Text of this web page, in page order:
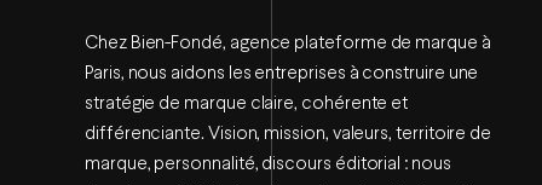
Chez Bien-Fondé, agence plateforme de marque à
Paris, nous aidons les entreprises à construire une
stratégie de marque claire, cohérente et
différenciante. Vision, mission, valeurs, territoire de
marque, personnalité, discours éditorial : nous